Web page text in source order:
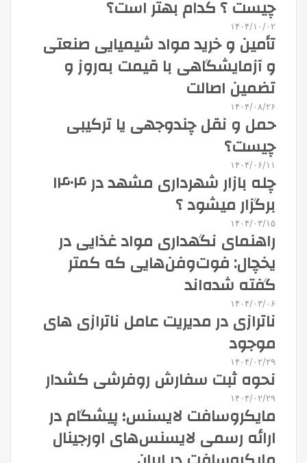
چیست ؟ کدام بهتر است؟
۱۴۰۴/۱۰/۰۲
تأمین و خرید مواد شیمیایی صنعتی
و آزمایشگاهی با قیمت به‌روز و
تضمین اصالت
۱۴۰۴/۰۸/۲۶
حمل و نقل چندوجهی یا ترکیبی
چیست؟
۱۴۰۴/۰۶/۱۱
چله بازار شهرداری مشهد در ۱۴۰۴
برگزار میشود ؟
۱۴۰۴/۰۳/۱۵
راهنمای نگهداری مواد غذایی در
یخچال: فوت‌وفن‌هایی که کمتر
گفته شده‌اند
۱۴۰۴/۰۳/۰۶
ناترازی در مدیریت عامل ناترازی های
موجود
۱۴۰۴/۰۲/۲۹
نحوه ثبت سفارش روفرشی کشدار
۱۴۰۴/۰۲/۲۹
مایکروسافت لایسنس؛ پیشگام در
ارائه رسمی لایسنس‌های اورجینال